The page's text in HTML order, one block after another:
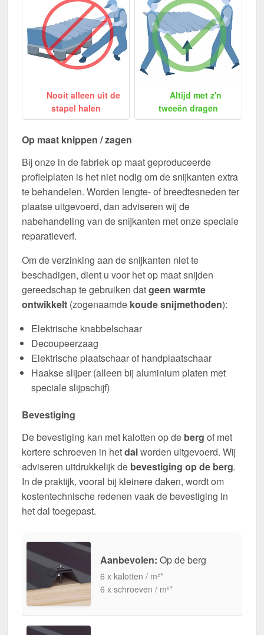
Nooit alleen uit de
stapel halen
Altijd met z'n
tweeën dragen
Op maat knippen / zagen
Bij onze in de fabriek op maat geproduceerde
profielplaten is het niet nodig om de snijkanten extra
te behandelen. Worden lengte- of breedtesneden ter
plaatse uitgevoerd, dan adviseren wij de
nabehandeling van de snijkanten met onze speciale
reparatieverf.
Om de verzinking aan de snijkanten niet te
beschadigen, dient u voor het op maat snijden
gereedschap te gebruiken datgeen warmte
ontwikkelt (zogenaamde koude snijmethoden):
Elektrische knabbelschaar
Decoupeerzaag
Elektrische plaatschaar of handplaatschaar
Haakse slijper (alleen bij aluminium platen met
speciale slijpschijf)
Bevestiging
De bevestiging kan met kalotten op de berg of met
kortere schroeven in hetdalworden uitgevoerd. Wij
adviseren uitdrukkelijk de bevestiging op de berg.
In de praktijk, vooral bij kleinere daken, wordt om
kostentechnische redenen vaak de bevestiging in
het dal toegepast.
Aanbevolen: Op de berg
6 x kalotten / m²*
6 x schroeven / m²*